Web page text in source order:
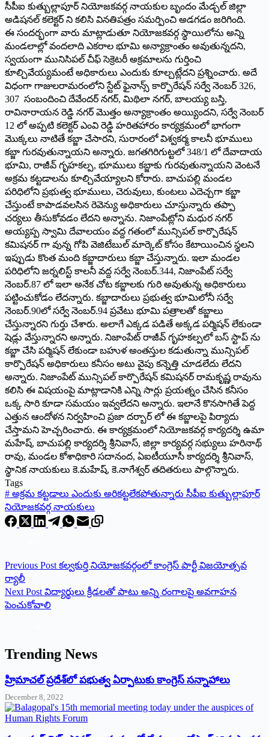
సీపీఐ కుత్బుల్లాపూర్ నియోజకవర్గ నాయకుల బృందం మేడ్చల్ జిల్లా
అడిషనల్ కలెక్టర్ ని కలిసి వినతిపత్రం సమర్పించి అడగడం జరిగింది.
ఈ సందర్భంగా వారు మాట్లాడుతూ నియోజకవర్గ స్థాయిలోను అన్ని
మండలాల్లో వందలాది ఎకరాల భూమి అన్యాక్రాంతం అవుతున్నదని,
స్వయంగా మునిసిపల్ చీఫ్ సెక్రెటరీ అక్రమాలను గుర్తించి
కూల్చివేయ్యమంటే అధికారులు ఎందుకు కూల్చట్లేదని ప్రశ్నించారు. అదే
విధంగా గాజులరామరంలోని స్టేట్ ఫైనాన్స్ కార్పొరేషన్ సర్వే నెంబర్ 326,
307 సంబందించి దేవేందర్ నగర్, మిథిలా నగర్, బాలయ్య బస్తి,
రావినారాయన రెడ్డి నగర్ మొత్తం అన్యాక్రాంతం అయ్యిందని, సర్వే నెంబర్
12 లో అప్పటి కలెక్టర్ ఎంవి రెడ్డి హరితహారం కార్యక్రమంలో భాగంగా
మొక్కలు నాటితే కబ్జా చేసారని, సురారంలో విశ్వకర్మ కాలనీ భూములు
కబ్జా గురవుతున్నాయని అన్నారు. జగతగిరిగుట్టలో 348/1 లో దేవాదాయ
భూమి, రాజీవ్ గృహకల్ప, భూములు కబ్జాకు గురవుతున్నాయని వెంటనే
అక్రమ కట్టడాలను కూల్చివేయ్యాలని కోరారు. బాచుపల్లి మండల
పరిధిలోని ప్రభుత్వ భూములు, చెరువులు, కుంటలు ఎదెచ్చగా కబ్జా
చేస్తుంటే కాపాడవలసిన రెవెన్యు అధికారులు చూస్తున్నారు తప్పా
చర్యలు తీసుకోవడం లేదని అన్నాను. నిజాంపేట్లోని మధుర నగర్
అయ్యప్ప స్వామి దేవాలయం వద్ద గతంలో మున్సిపల్ కార్పొరేషన్
కమిషనర్ గా వున్న గోపి వెజిటేబుల్ మార్కెట్ కోసం కేటాయించిన స్థలని
ఇప్పుడు కొంత మంది కబ్జాదారులు కబ్జా చేస్తున్నారు. ఇలా మండల
పరిధిలోని జర్నలిస్ట్ కాలనీ వద్ద సర్వే నెంబర్.344, నిజాంపేట్ సర్వే
నెంబర్.87 లో ఇలా అనేక చోట కబ్జాలకు గురి అవుతున్న అధికారులు
పట్టించుకోడం లేదన్నారు. కబ్జాదారులు ప్రభుత్వ భూమిలోనీ సర్వే
నెంబర్.90లో సర్వే నెంబర్.94 ప్రవేటు భూమి పత్రాలతో కబ్జాలు
చేస్తున్నారని గుర్తు చేశారు. అలాగే ఎక్కడ పడితే అక్కడ పర్మిషన్ లేకుండా
షెడ్లు వేస్తున్నారని అన్నారు. నిజాంపేట్ రాజీవ్ గృహకల్పలో బస్ స్టాప్ ను
కబ్జా చేసి పర్మిషన్ లేకుండా బహుళ అంతస్తుల కడుతున్నా మున్సిపల్
కార్పొరేషన్ అధికారులు కనీసం అటు వైపు కన్నెత్తి చూడలేదు లేదని
అన్నారు. నిజాంపేట్ మున్సిపల్ కార్పొరేషన్ కమిషనర్ రామకృష్ణ రావును
కలిసి ఈ విషయంపై మాట్లాడానికి ఎన్ని సార్లు ప్రయత్నం చేసిన కనీసం
ఒక్క సారి కూడా సమయం ఇవ్వలేదని అన్నారు. ఇలానే కొనసాగితే పెద్ద
ఎత్తున ఆందోళన నిర్వహించి ప్రజా దర్బార్ లో ఈ కబ్జాలపై పిర్యాదు
చేస్తామని హెచ్చరించారు. ఈ కార్యక్రమంలో నియోజకవర్గ కార్యదర్శి ఉమా
మహేష్, బాచుపల్లి కార్యదర్శి శ్రీనివాస్, జిల్లా కార్యవర్గ సభ్యులు హరినాథ్
రావు, మండల కోశాధికారి సదానంద, ఏఐటీయూసీ కార్యదర్శి శ్రీనివాస్,
స్థానిక నాయకులు కె.మహేష్, కె.నాగేశ్వర్ తదితరులు పాల్గొన్నారు.
Tags
# అక్రమ కట్టడాలు ఎందుకు అరికట్టలేకపోతున్నారు సీపీఐ కుత్బుల్లాపూర్
నియోజకవర్గ నాయకులు
Previous Post కల్వకుర్తి నియోజకవర్గంలో కాంగ్రెస్ పార్టీ విజయోత్సవ
ర్యాలీ
Next Post విద్యార్థులు క్రీడలతో పాటు అన్ని రంగాలపై అవగాహన
పెంచుకోవాలి
Trending News
‌హ్రిమాచల్‌ ‌ప్రదేశ్‌లో పభుత్వ ఏర్పాటుకు కాంగ్రెస్‌ ‌సన్నాహాలు
December 8, 2022